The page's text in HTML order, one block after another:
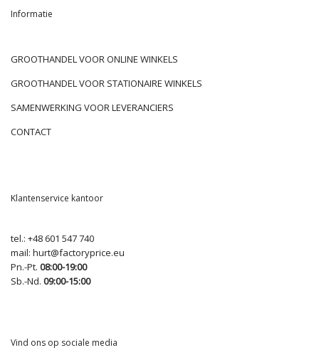
Informatie
GROOTHANDEL VOOR ONLINE WINKELS
GROOTHANDEL VOOR STATIONAIRE WINKELS
SAMENWERKING VOOR LEVERANCIERS
CONTACT
Klantenservice kantoor
tel.: +48 601 547 740
mail: hurt@factoryprice.eu
Pn.-Pt. 08:00-19:00
Sb.-Nd. 09:00-15:00
Vind ons op sociale media